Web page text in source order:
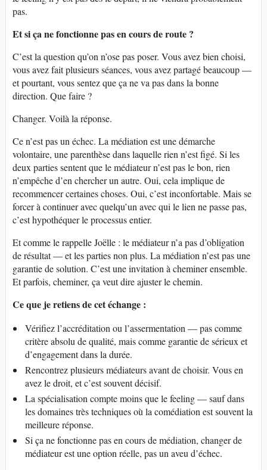
pas.
Et si ça ne fonctionne pas en cours de route ?
C’est la question qu’on n’ose pas poser. Vous avez bien choisi,
vous avez fait plusieurs séances, vous avez partagé beaucoup —
et pourtant, vous sentez que ça ne va pas dans la bonne
direction. Que faire ?
Changer. Voilà la réponse.
Ce n’est pas un échec. La médiation est une démarche
volontaire, une parenthèse dans laquelle rien n’est figé. Si les
deux parties sentent que le médiateur n’est pas le bon, rien
n’empêche d’en chercher un autre. Oui, cela implique de
recommencer certaines choses. Oui, c’est inconfortable. Mais se
forcer à continuer avec quelqu’un avec qui le lien ne passe pas,
c’est hypothéquer le processus entier.
Et comme le rappelle Joëlle : le médiateur n’a pas d’obligation
de résultat — et les parties non plus. La médiation n’est pas une
garantie de solution. C’est une invitation à cheminer ensemble.
Et parfois, cheminer, ça veut dire ajuster le chemin.
Ce que je retiens de cet échange :
Vérifiez l’accréditation ou l’assermentation — pas comme
critère absolu de qualité, mais comme garantie de sérieux et
d’engagement dans la durée.
Rencontrez plusieurs médiateurs avant de choisir. Vous en
avez le droit, et c’est souvent décisif.
La spécialisation compte moins que le feeling — sauf dans
les domaines très techniques où la comédiation est souvent la
meilleure réponse.
Si ça ne fonctionne pas en cours de médiation, changer de
médiateur est une option réelle, pas un aveu d’échec.